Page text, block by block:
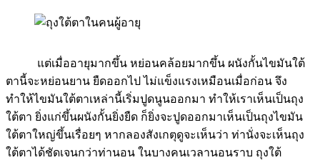
แต่เมื่ออายุมากขึ้น หย่อนคล้อยมากขึ้น ผนังกั้นไขมันใต้
ตานี้จะหย่อนยาน ยืดออกไป ไม่แข็งแรงเหมือนเมื่อก่อน จึง
ทำให้ไขมันใต้ตาเหล่านี้เริ่มปูดนูนออกมา ทำให้เราเห็นเป็นถุง
ใต้ตา ยิ่งแก่ขึ้นผนังกั้นยิ่งยืด ก็ยิ่งจะปูดออกมาเห็นเป็นถุงไขมัน
ใต้ตาใหญ่ขึ้นเรื่อยๆ หากลองสังเกตุดูจะเห็นว่า ท่านั่งจะเห็นถุง
ใต้ตาได้ชัดเจนกว่าท่านอน ในบางคนเวลานอนราบ ถุงใต้